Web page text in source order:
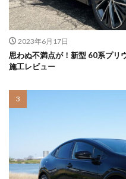
2023年6月17日
思わぬ不満点が！新型 60系プリ
施工レビュー